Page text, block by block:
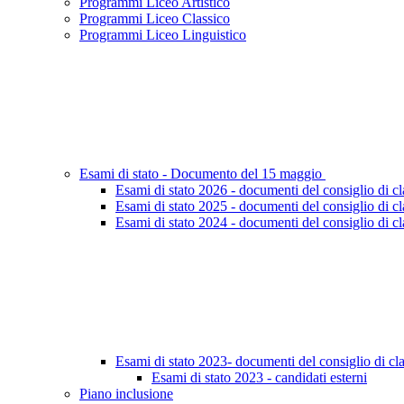
Programmi Liceo Classico
Programmi Liceo Linguistico
Esami di stato - Documento del 15 maggio
Esami di stato 2026 - documenti del consiglio di
Esami di stato 2025 - documenti del consiglio di
Esami di stato 2024 - documenti del consiglio di
Esami di stato 2023- documenti del consiglio di
Esami di stato 2023 - candidati esterni
Piano inclusione